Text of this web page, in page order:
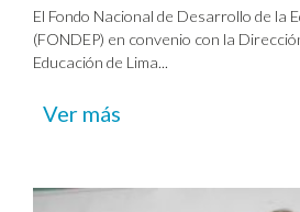
El Fondo Nacional de Desarrollo de la
(FONDEP) en convenio con la
Educación de Lima...
Ver más